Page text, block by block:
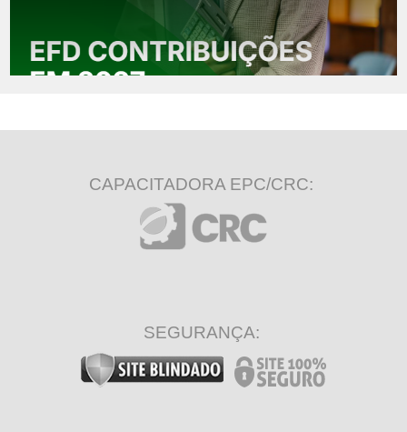
CAPACITADORA EPC/CRC:
SEGURANÇA: